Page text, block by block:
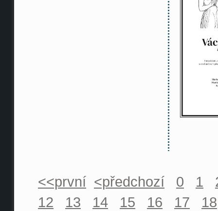
<<první <předchozí 0 1
12
13 14 15 16 17
18